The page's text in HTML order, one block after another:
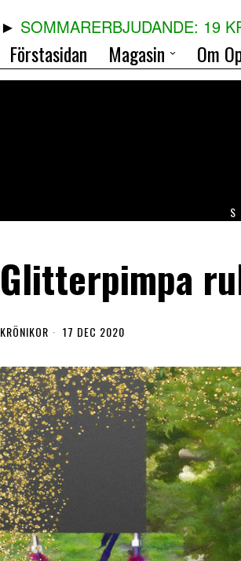
SOMMARERBJUDANDE: 19
Förstasidan Magasin Om
Glitterpimpa
KRÖNIKOR 17 DEC 2020